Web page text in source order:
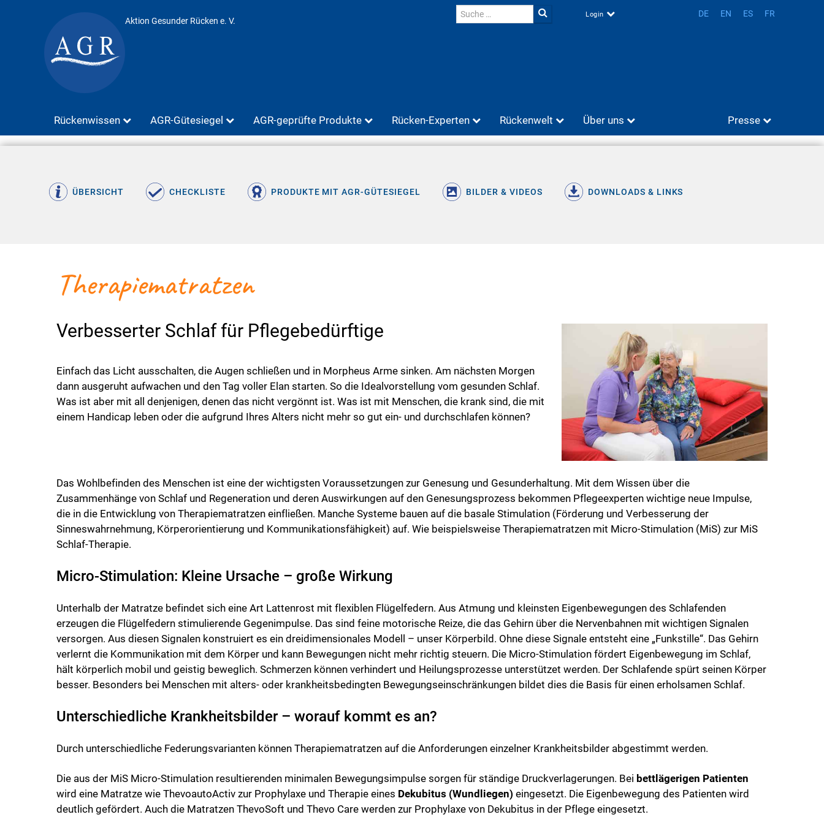
Aktion Gesunder Rücken e. V.
Login DE EN ES FR
Rückenwissen AGR-Gütesiegel AGR-geprüfte Produkte Rücken-Experten Rückenwelt Über uns Presse
ÜBERSICHT CHECKLISTE PRODUKTE MIT AGR-GÜTESIEGEL BILDER & VIDEOS DOWNLOADS & LINKS
Therapiematratzen
Verbesserter Schlaf für Pflegebedürftige
Einfach das Licht ausschalten, die Augen schließen und in Morpheus Arme sinken. Am nächsten Morgen
dann ausgeruht aufwachen und den Tag voller Elan starten. So die Idealvorstellung vom gesunden Schlaf.
Was ist aber mit all denjenigen, denen das nicht vergönnt ist. Was ist mit Menschen, die krank sind, die mit
einem Handicap leben oder die aufgrund Ihres Alters nicht mehr so gut ein- und durchschlafen können?
Das Wohlbefinden des Menschen ist eine der wichtigsten Voraussetzungen zur Genesung und Gesunderhaltung. Mit dem Wissen über die
Zusammenhänge von Schlaf und Regeneration und deren Auswirkungen auf den Genesungsprozess bekommen Pflegeexperten wichtige neue Impulse,
die in die Entwicklung von Therapiematratzen einfließen. Manche Systeme bauen auf die basale Stimulation (Förderung und Verbesserung der
Sinneswahrnehmung, Körperorientierung und Kommunikationsfähigkeit) auf. Wie beispielsweise Therapiematratzen mit Micro-Stimulation (MiS) zur MiS
Schlaf-Therapie.
Micro-Stimulation: Kleine Ursache – große Wirkung
Unterhalb der Matratze befindet sich eine Art Lattenrost mit flexiblen Flügelfedern. Aus Atmung und kleinsten Eigenbewegungen des Schlafenden
erzeugen die Flügelfedern stimulierende Gegenimpulse. Das sind feine motorische Reize, die das Gehirn über die Nervenbahnen mit wichtigen Signalen
versorgen. Aus diesen Signalen konstruiert es ein dreidimensionales Modell – unser Körperbild. Ohne diese Signale entsteht eine „Funkstille“. Das Gehirn
verlernt die Kommunikation mit dem Körper und kann Bewegungen nicht mehr richtig steuern. Die Micro-Stimulation fördert Eigenbewegung im Schlaf,
hält körperlich mobil und geistig beweglich. Schmerzen können verhindert und Heilungsprozesse unterstützet werden. Der Schlafende spürt seinen Körper
besser. Besonders bei Menschen mit alters- oder krankheitsbedingten Bewegungseinschränkungen bildet dies die Basis für einen erholsamen Schlaf.
Unterschiedliche Krankheitsbilder – worauf kommt es an?
Durch unterschiedliche Federungsvarianten können Therapiematratzen auf die Anforderungen einzelner Krankheitsbilder abgestimmt werden.
Die aus der MiS Micro-Stimulation resultierenden minimalen Bewegungsimpulse sorgen für ständige Druckverlagerungen. Bei bettlägerigen Patienten
wird eine Matratze wie ThevoautoActiv zur Prophylaxe und Therapie eines Dekubitus (Wundliegen) eingesetzt. Die Eigenbewegung des Patienten wird
deutlich gefördert. Auch die Matratzen ThevoSoft und Thevo Care werden zur Prophylaxe von Dekubitus in der Pflege eingesetzt.